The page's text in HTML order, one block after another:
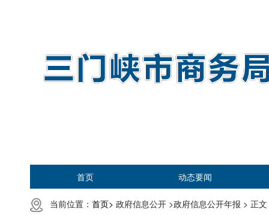
首页 动态要闻
当前位置： 首页> 政府信息公开 >政府信息公开年报 > 正文